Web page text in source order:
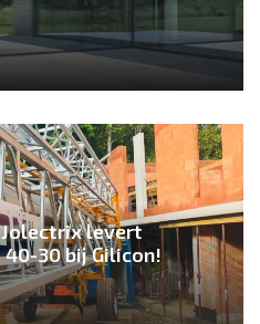
Jolectrix levert
30 bij Gilicon!